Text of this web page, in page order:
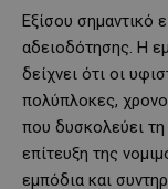
Εξίσου σημαντικό
αδειοδότησης. Η
δείχνει ότι οι
πολύπλοκες,
που δυσκολεύει
επίτευξη της
εμπόδια και